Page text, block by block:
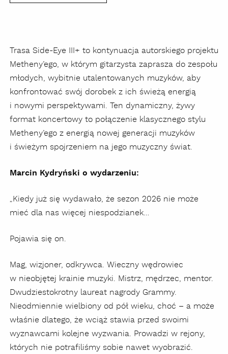
Trasa Side-Eye III+ to kontynuacja autorskiego projektu
Metheny’ego, w którym gitarzysta zaprasza do zespołu
młodych, wybitnie utalentowanych muzyków, aby
konfrontować swój dorobek z ich świeżą energią
i nowymi perspektywami. Ten dynamiczny, żywy
format koncertowy to połączenie klasycznego stylu
Metheny’ego z energią nowej generacji muzyków
i świeżym spojrzeniem na jego muzyczny świat.
Marcin Kydryński o wydarzeniu:
Kiedy już się wydawało, że sezon 2026 nie może
mieć dla nas więcej niespodzianek…
Pojawia się on.
Mag, wizjoner, odkrywca. Wieczny wędrowiec
w nieobjętej krainie muzyki. Mistrz, mędrzec, mentor.
Dwudziestokrotny laureat nagrody Grammy.
Nieodmiennie wielbiony od pół wieku, choć – a może
właśnie dlatego, że wciąż stawia przed swoimi
wyznawcami kolejne wyzwania. Prowadzi w rejony,
których nie potrafiliśmy sobie nawet wyobrazić.